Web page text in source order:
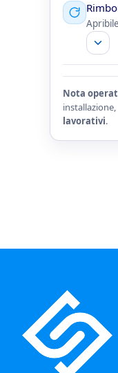
Nota
lavorativi.